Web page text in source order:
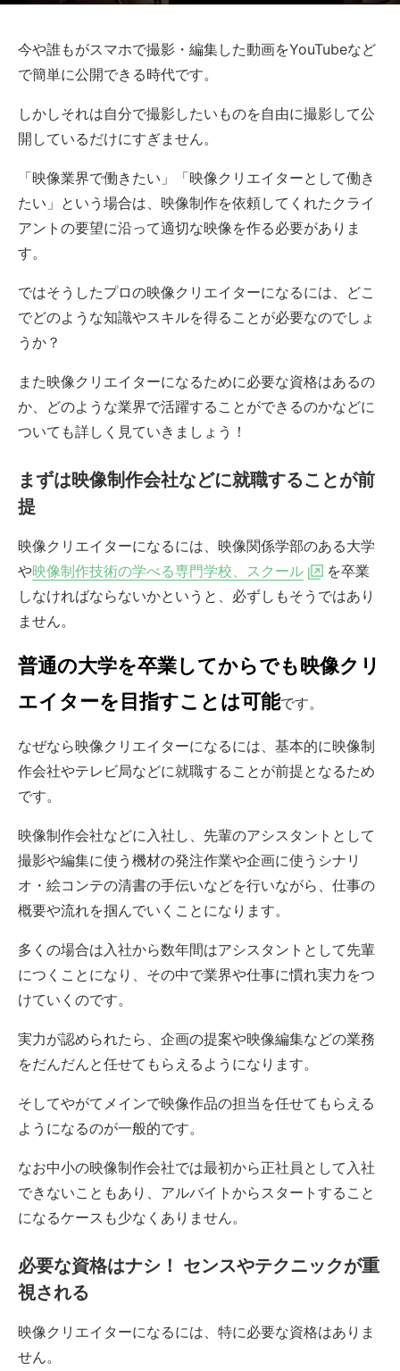
今や誰もがスマホで撮影・編集した動画をYouTubeなど
で簡単に公開できる時代です。
しかしそれは自分で撮影したいものを自由に撮影して公
開しているだけにすぎません。
「映像業界で働きたい」「映像クリエイターとして働き
たい」という場合は、映像制作を依頼してくれたクライ
アントの要望に沿って適切な映像を作る必要がありま
す。
ではそうしたプロの映像クリエイターになるには、どこ
でどのような知識やスキルを得ることが必要なのでしょ
うか？
また映像クリエイターになるために必要な資格はあるの
か、どのような業界で活躍することができるのかなどに
ついても詳しく見ていきましょう！
まずは映像制作会社などに就職することが前
提
映像クリエイターになるには、映像関係学部のある大学
や映像制作技術の学べる専門学校、スクール
を卒業
しなければならないかというと、必ずしもそうではあり
ません。
普通の大学を卒業してからでも映像クリ
エイターを目指すことは可能です。
なぜなら映像クリエイターになるには、基本的に映像制
作会社やテレビ局などに就職することが前提となるため
です。
映像制作会社などに入社し、先輩のアシスタントとして
撮影や編集に使う機材の発注作業や企画に使うシナリ
オ・絵コンテの清書の手伝いなどを行いながら、仕事の
概要や流れを掴んでいくことになります。
多くの場合は入社から数年間はアシスタントとして先輩
につくことになり、その中で業界や仕事に慣れ実力をつ
けていくのです。
実力が認められたら、企画の提案や映像編集などの業務
をだんだんと任せてもらえるようになります。
そしてやがてメインで映像作品の担当を任せてもらえる
ようになるのが一般的です。
なお中小の映像制作会社では最初から正社員として入社
できないこともあり、アルバイトからスタートすること
になるケースも少なくありません。
必要な資格はナシ！ センスやテクニックが重
視される
映像クリエイターになるには、特に必要な資格はありま
せん。